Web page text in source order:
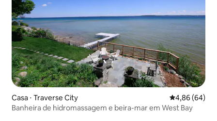
Casa ⋅ Traverse City 4,86 de uma
4,86 (64)
Banheira de hidromassagem e beira-mar em West Bay